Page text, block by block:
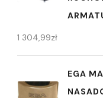
1 304,99zł
EGA